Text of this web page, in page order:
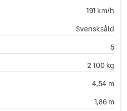
191 km/h
Svensksåld
5
2 100 kg
4,54 m
1,86 m